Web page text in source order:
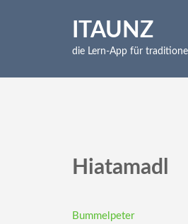
Enter)
ITAUNZ
die Lern-App für
Hiatamadl
Bummelpeter